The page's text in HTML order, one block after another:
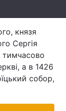
князя
Сергія
тимчасово
а в 1426
собор,